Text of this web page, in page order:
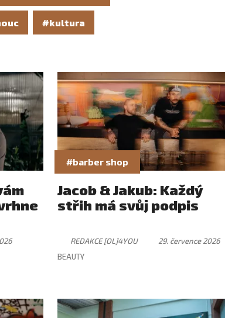
#kultura
#barber shop
Jacob & Jakub: Každý
střih má svůj podpis
REDAKCE [OL]4YOU
29. července 2026
BEAUTY